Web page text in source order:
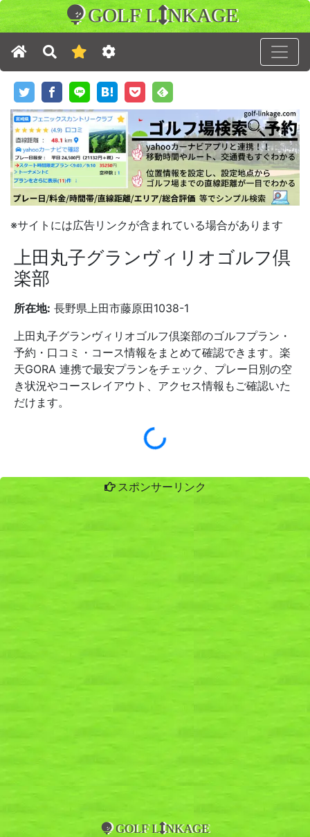
GOLF L NKAGE
※サイトには広告リンクが含まれている場合があります
上田丸子グランヴィリオゴルフ倶
楽部
所在地: 長野県上田市藤原田1038-1
上田丸子グランヴィリオゴルフ倶楽部のゴルフプラン・
予約・口コミ・コース情報をまとめて確認できます。楽
天GORA 連携で最安プランをチェック、プレー日別の空
き状況やコースレイアウト、アクセス情報もご確認いた
だけます。
スポンサーリンク
GOLF L NKAGE